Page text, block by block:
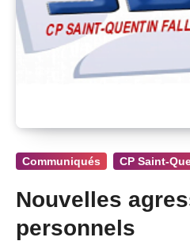
Communiqués CP Saint-
Nouvelles
personnels